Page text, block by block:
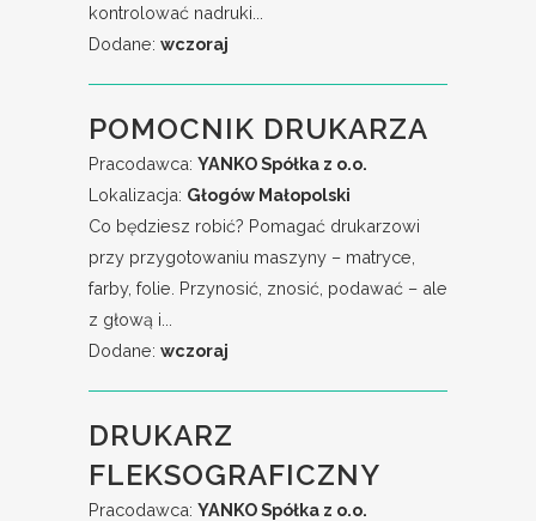
kontrolować nadruki...
Dodane: wczoraj
POMOCNIK DRUKARZA
Pracodawca: YANKO Spółka z o.o.
Lokalizacja: Głogów Małopolski
Co będziesz robić? Pomagać drukarzowi
przy przygotowaniu maszyny – matryce,
farby, folie. Przynosić, znosić, podawać – ale
z głową i...
Dodane: wczoraj
DRUKARZ
FLEKSOGRAFICZNY
Pracodawca: YANKO Spółka z o.o.